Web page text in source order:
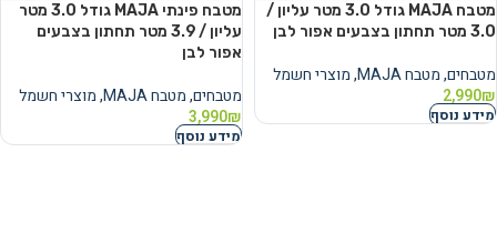
מטבח MAJA גודל 3.0 מטר עליון /
3.0 מטר תחתון בצבעים אפור לבן
מטבחים,מטבח MAJA ,מוצרי חשמל
2,990₪
מידע נוסף
מטבח פינתי MAJA גודל 3.0 מטר
עליון / 3.9 מטר תחתון בצבעים
אפור לבן
מטבחים,מטבח MAJA ,מוצרי חשמל
3,990₪
מידע נוסף